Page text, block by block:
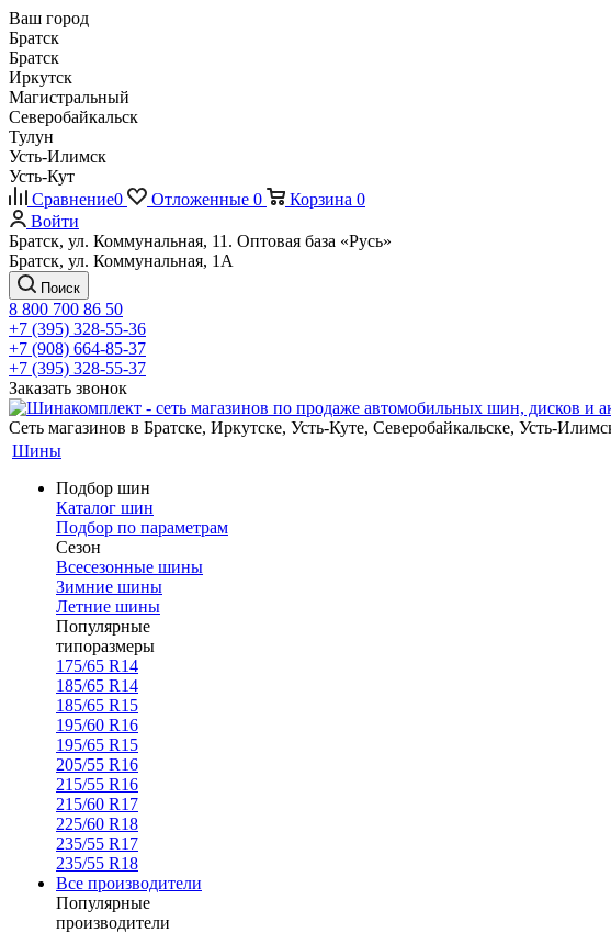
Ваш город
Братск
Братск
Иркутск
Магистральный
Северобайкальск
Тулун
Усть-Илимск
Усть-Кут
Сравнение0 Отложенные 0 Корзина 0
Войти
Братск, ул. Коммунальная, 11. Оптовая база «Русь»
Братск, ул. Коммунальная, 1А
Поиск
8 800 700 86 50
+7 (395) 328-55-36
+7 (908) 664-85-37
+7 (395) 328-55-37
Заказать звонок
Сеть магазинов в Братске, Иркутске, Усть-Куте, Северобайкальске, Усть-
Шины
Подбор шин
Каталог шин
Подбор по параметрам
Сезон
Всесезонные шины
Зимние шины
Летние шины
Популярные
типоразмеры
175/65 R14
185/65 R14
185/65 R15
195/60 R16
195/65 R15
205/55 R16
215/55 R16
215/60 R17
225/60 R18
235/55 R17
235/55 R18
Все производители
Популярные
производители